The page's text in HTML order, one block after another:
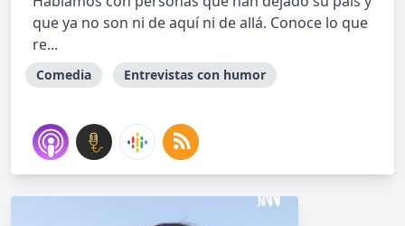
que ya no son ni de aquí ni de allá. Conoce lo que
re...
Comedia Entrevistas con humor